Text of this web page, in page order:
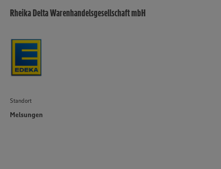
Rheika Delta Warenhandelsgesellschaft mbH
Standort
Melsungen